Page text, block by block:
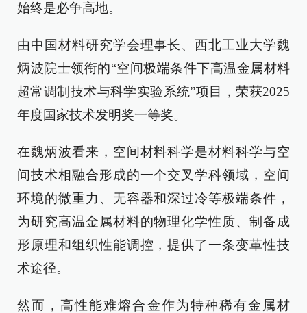
始终是必争高地。
由中国材料研究学会理事长、西北工业大学魏
炳波院士领衔的“空间极端条件下高温金属材料
超常调制技术与科学实验系统”项目，荣获2025
年度国家技术发明奖一等奖。
在魏炳波看来，空间材料科学是材料科学与空
间技术相融合形成的一个交叉学科领域，空间
环境的微重力、无容器和深过冷等极端条件，
为研究高温金属材料的物理化学性质、制备成
形原理和组织性能调控，提供了一条变革性技
术途径。
然而，高性能难熔合金作为特种稀有金属材